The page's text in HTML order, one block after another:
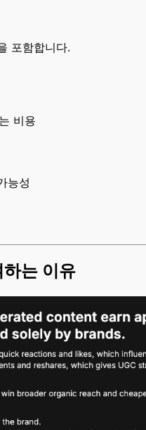
포함합니다.
비용
능성
는 이유